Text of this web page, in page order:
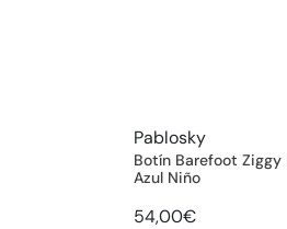
Pablosky
Botín Barefoot
Azul Niño
54,00€